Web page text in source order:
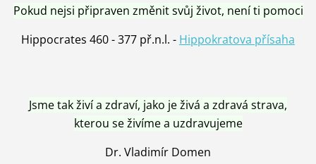
Pokud nejsi připraven změnit svůj život, není ti pomoci
Hippocrates 460 - 377 př.n.l. - Hippokratova přísaha
Jsme tak živí a zdraví, jako je živá a zdravá strava,
kterou se živíme a uzdravujeme
Dr. Vladimír Domen